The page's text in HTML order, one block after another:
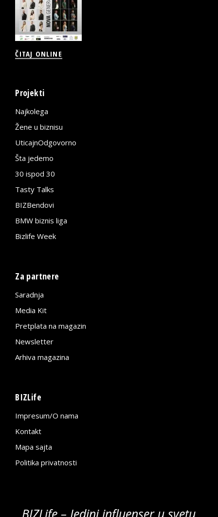
ČITAJ ONLINE
Projekti
Najkolega
Žene u biznisu
UticajnOdgovorno
Šta jedemo
30 ispod 30
Tasty Talks
BIZBendovi
BMW biznis liga
Bizlife Week
Za partnere
Saradnja
Media Kit
Pretplata na magazin
Newsletter
Arhiva magazina
BIZLife
Impresum/O nama
Kontakt
Mapa sajta
Politika privatnosti
BIZLife – Jedini influenser u svetu